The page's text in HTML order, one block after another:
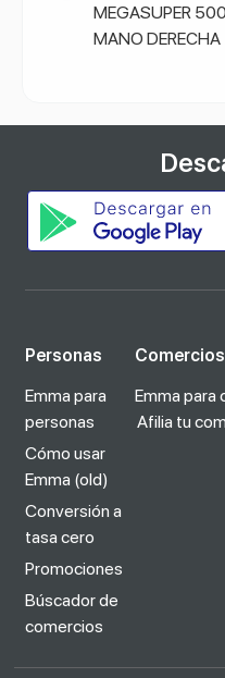
MEGASUPER
MANO DERECHA
Personas
Emma para
personas
Cómo usar
Emma (old)
Conversión a
tasa cero
Promociones
Búscador de
comercios
Comercios
Emma para
Afilia tu